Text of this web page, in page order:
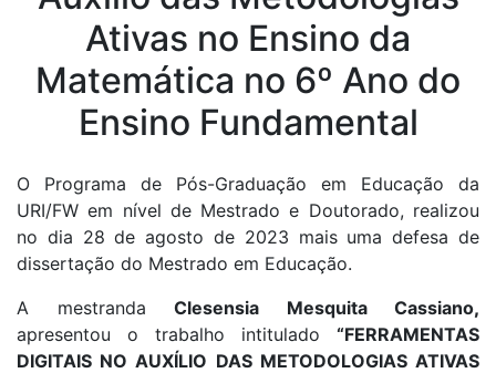
Ativas no Ensino da
Matemática no 6º Ano do
Ensino Fundamental
O Programa de Pós-Graduação em Educação da
URI/FW em nível de Mestrado e Doutorado, realizou
no dia 28 de agosto de 2023 mais uma defesa de
dissertação do Mestrado em Educação.
A mestranda Clesensia Mesquita Cassiano,
apresentou o trabalho intitulado “FERRAMENTAS
DIGITAIS NO AUXÍLIO DAS METODOLOGIAS ATIVAS